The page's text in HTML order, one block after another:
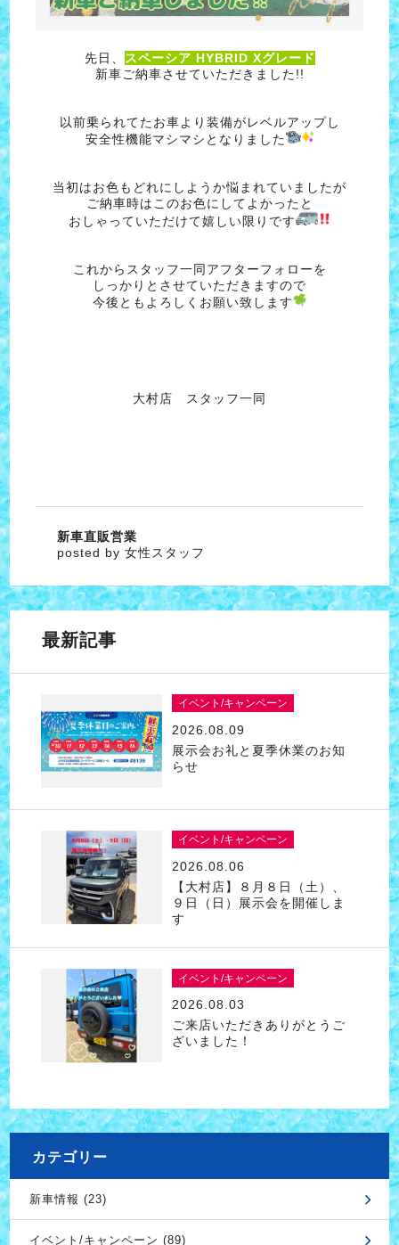
先日、 スペーシア HYBRID Xグレード
新車ご納車させていただきました!!
以前乗られてたお車より装備がレベルアップし
安全性機能マシマシとなりました
当初はお色もどれにしようか悩まれていましたが
ご納車時はこのお色にしてよかったと
おしゃっていただけて嬉しい限りです
これからスタッフ一同アフターフォローを
しっかりとさせていただきますので
今後ともよろしくお願い致します
大村店 スタッフ一同
新車直販営業
posted by 女性スタッフ
最新記事
イベント/キャンペーン
2026.08.09
展示会お礼と夏季休業のお知
らせ
イベント/キャンペーン
2026.08.06
【大村店】８月８日（土）、
９日（日）展示会を開催しま
す
イベント/キャンペーン
2026.08.03
ご来店いただきありがとうご
ざいました！
カテゴリー
新車情報 (23)
イベント/キャンペーン (89)